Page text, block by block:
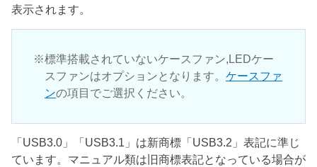
表示されます。
標準搭載されていないケースファン,LEDケー
スファンはオプションとなります。 ケースファ
ンの項目でご選択ください。
「USB3.0」「USB3.1」は新商標「USB3.2」表記に準じ
ています。マニュアル類は旧商標表記となっている場合が